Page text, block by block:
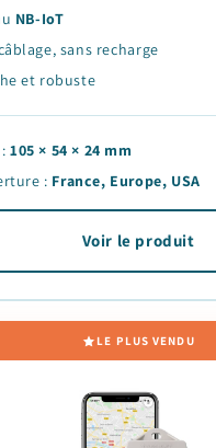
NB-IoT
sans recharge
et robuste
105 × 54 × 24 mm
: France, Europe, USA
Voir le produit
LE PLUS VENDU